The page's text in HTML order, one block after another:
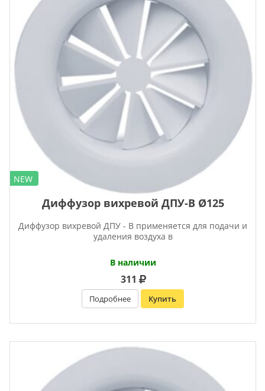
NEW
Диффузор вихревой ДПУ-В Ø125
Диффузор вихревой ДПУ - В применяется для подачи и
удаления воздуха в
В наличии
311
Подробнее Купить